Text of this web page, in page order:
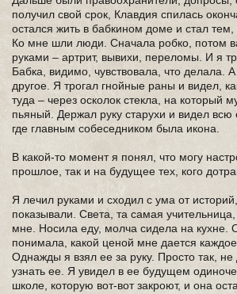
получил свой срок, Клавдия спилась
остался жить в бабкином доме и стал
Ко мне шли люди. Сначала робко, потом
руками – артрит, вывихи, переломы. И я
Бабка, видимо, чувствовала, что делала. А
другое. Я трогал гнойные раны и видел,
туда – через осколок стекла, на который
пьяный. Держал руку старухи и видел всю
где главным собеседником была икона.
В какой-то момент я понял, что могу
прошлое, так и на будущее тех, кого
Я лечил руками и сходил с ума от
показывали. Света, та самая учительница,
мне. Носила еду, молча сидела на кухне.
понимала, какой ценой мне дается
Однажды я взял ее за руку. Просто так,
узнать ее. Я увидел в ее будущем
школе, которую вот-вот закроют, и она